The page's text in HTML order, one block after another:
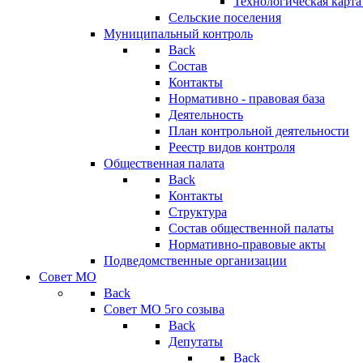
Сельские поселения
Муниципальный контроль
Back
Состав
Контакты
Нормативно - правовая база
Деятельность
План контрольной деятельности
Реестр видов контроля
Общественная палата
Back
Контакты
Структура
Состав общественной палаты
Нормативно-правовые акты
Подведомственные организации
Совет МО
Back
Совет МО 5го созыва
Back
Депутаты
Back